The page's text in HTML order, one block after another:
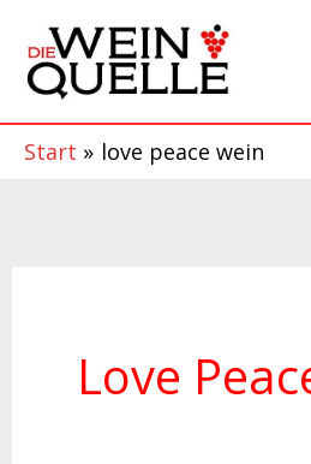
Inhalt
springen
Start love peace wein
Love